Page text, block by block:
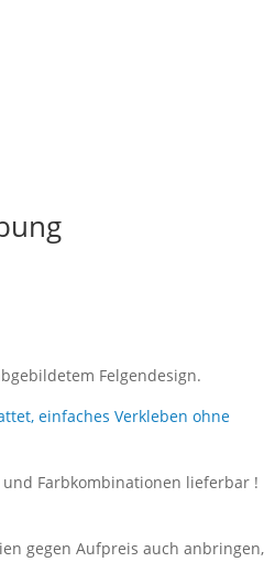
Felgendesign.
einfaches Verkleben ohne
Farbkombinationen lieferbar !
gegen Aufpreis auch anbringen,